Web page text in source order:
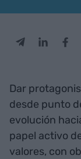
Dar
desde punto
evolución
papel activo
valores, con